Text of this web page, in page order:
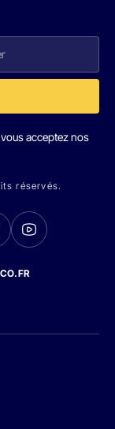
acceptez nos
réservés.